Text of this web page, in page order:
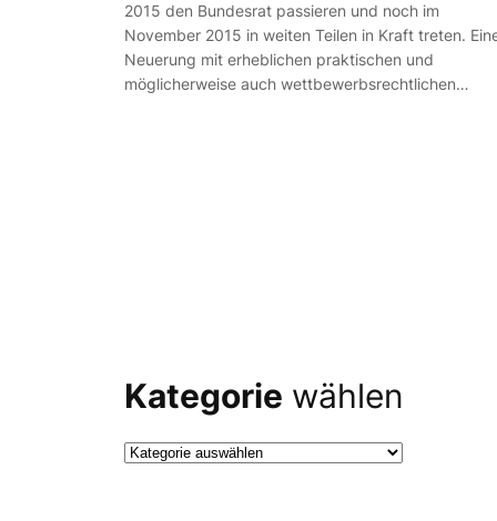
2015 den Bundesrat passieren und noch im
November 2015 in weiten Teilen in Kraft treten.
Neuerung mit erheblichen praktischen und
möglicherweise auch wettbewerbsrechtlichen…
Kategorie wählen